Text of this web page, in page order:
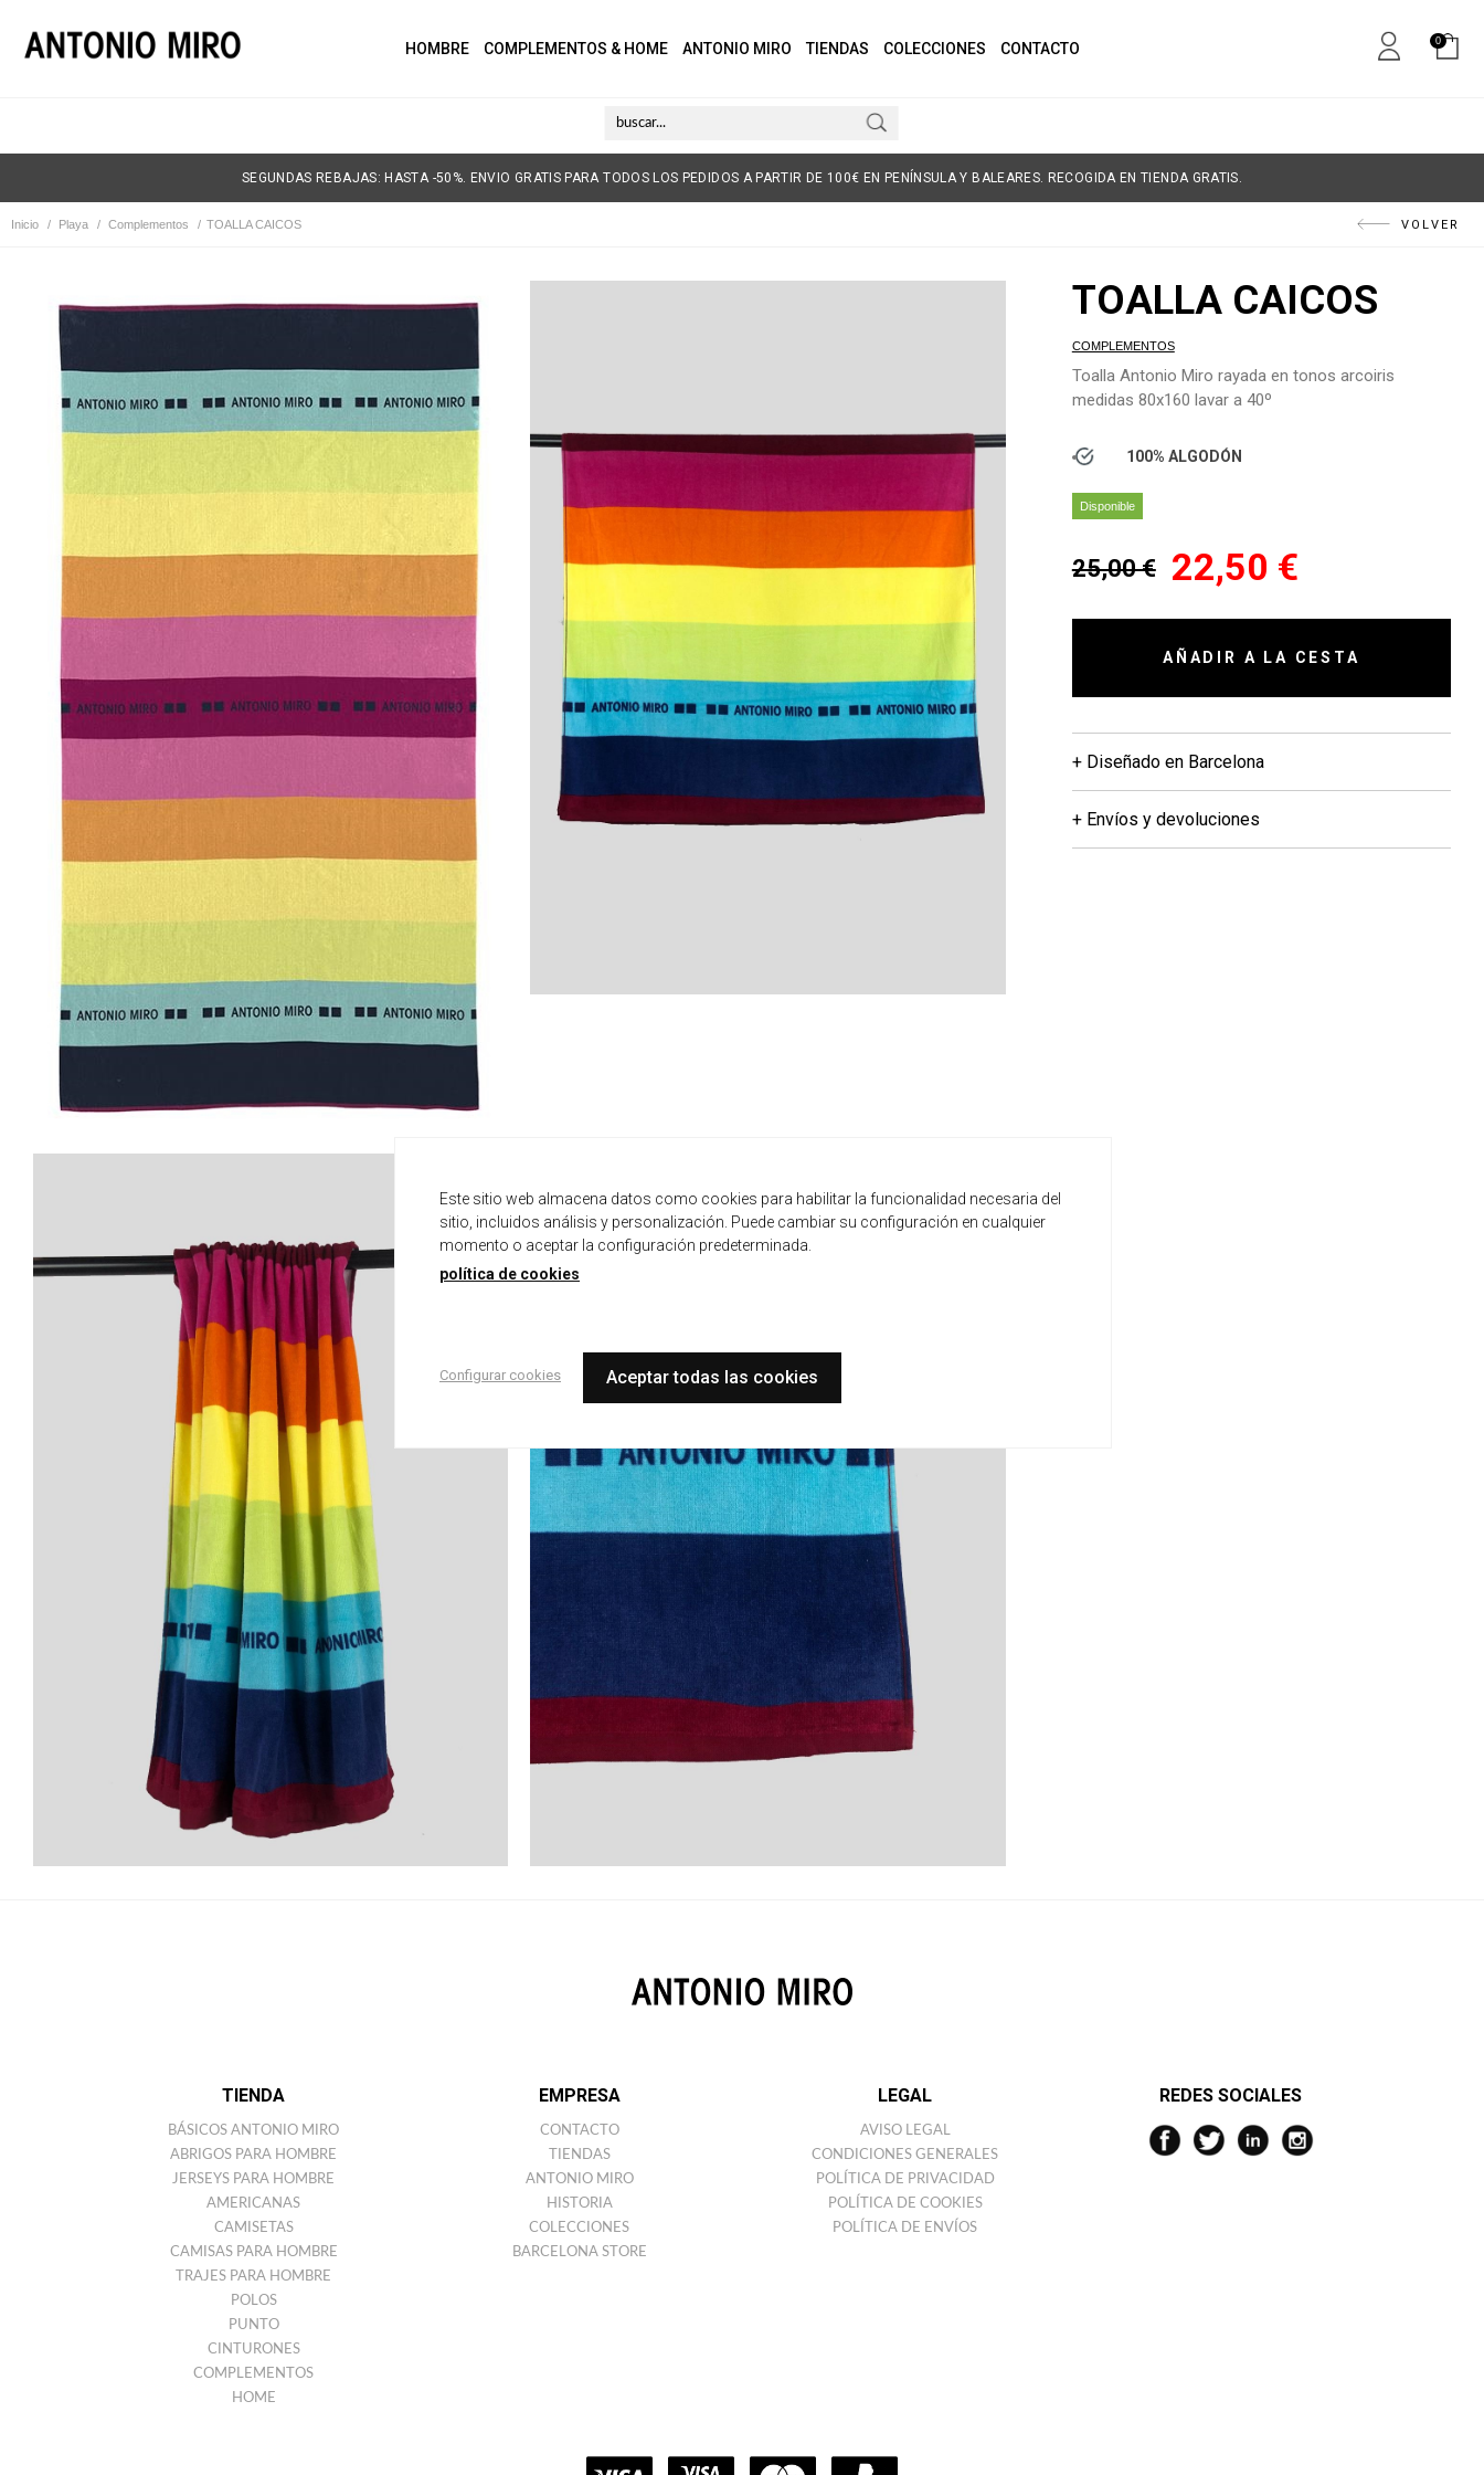
0
HOMBRE COMPLEMENTOS & HOME ANTONIO MIRO TIENDAS COLECCIONES CONTACTO
SEGUNDAS REBAJAS: HASTA -50%. ENVIO GRATIS PARA TODOS LOS PEDIDOS A PARTIR DE 100€ EN PENÍNSULA Y BALEARES. RECOGIDA EN TIENDA GRATIS.
Inicio / Playa / Complementos / TOALLA CAICOS VOLVER
TOALLA CAICOS
COMPLEMENTOS
Toalla Antonio Miro rayada en tonos arcoiris
medidas 80x160 lavar a 40º
100% ALGODÓN
Disponible
25,00 € 22,50 €
AÑADIR A LA CESTA
+ Diseñado en Barcelona
+ Envíos y devoluciones
TIENDA
BÁSICOS ANTONIO MIRO
ABRIGOS PARA HOMBRE
JERSEYS PARA HOMBRE
AMERICANAS
CAMISETAS
CAMISAS PARA HOMBRE
TRAJES PARA HOMBRE
POLOS
PUNTO
CINTURONES
COMPLEMENTOS
HOME
EMPRESA
CONTACTO
TIENDAS
ANTONIO MIRO
HISTORIA
COLECCIONES
BARCELONA STORE
LEGAL
AVISO LEGAL
CONDICIONES GENERALES
POLÍTICA DE PRIVACIDAD
POLÍTICA DE COOKIES
POLÍTICA DE ENVÍOS
REDES SOCIALES
Este sitio web almacena datos como cookies para habilitar la funcionalidad necesaria del
sitio, incluidos análisis y personalización. Puede cambiar su configuración en cualquier
momento o aceptar la configuración predeterminada.
política de cookies
Configurar cookies Aceptar todas las cookies